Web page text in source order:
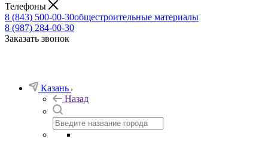
Телефоны
8 (843) 500-00-30общестроительные материалы
8 (987) 284-00-30
Заказать звонок
Казань
Назад